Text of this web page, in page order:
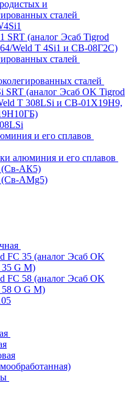
и
сталей
SRT (аналог Эсаб Tigrod
Weld T 4Si1 и СВ-08Г2С)
сталей
сталей
SRT (аналог Эсаб OK Tigrod
T 308LSi и СВ-01Х19Н9,
и его сплавов
алюминия и его сплавов
(Св-АК5)
(Св-АМg5)
FC 35 (аналог Эсаб OK
35 G M)
FC 58 (аналог Эсаб OK
58 O G M)